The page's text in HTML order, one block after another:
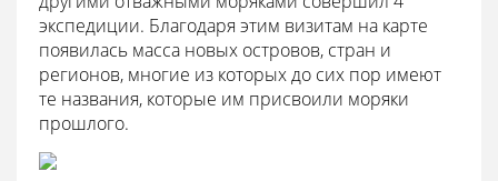
экспедиции. Благодаря этим визитам на карте
появилась масса новых островов, стран и
регионов, многие из которых до сих пор имеют
те названия, которые им присвоили моряки
прошлого.